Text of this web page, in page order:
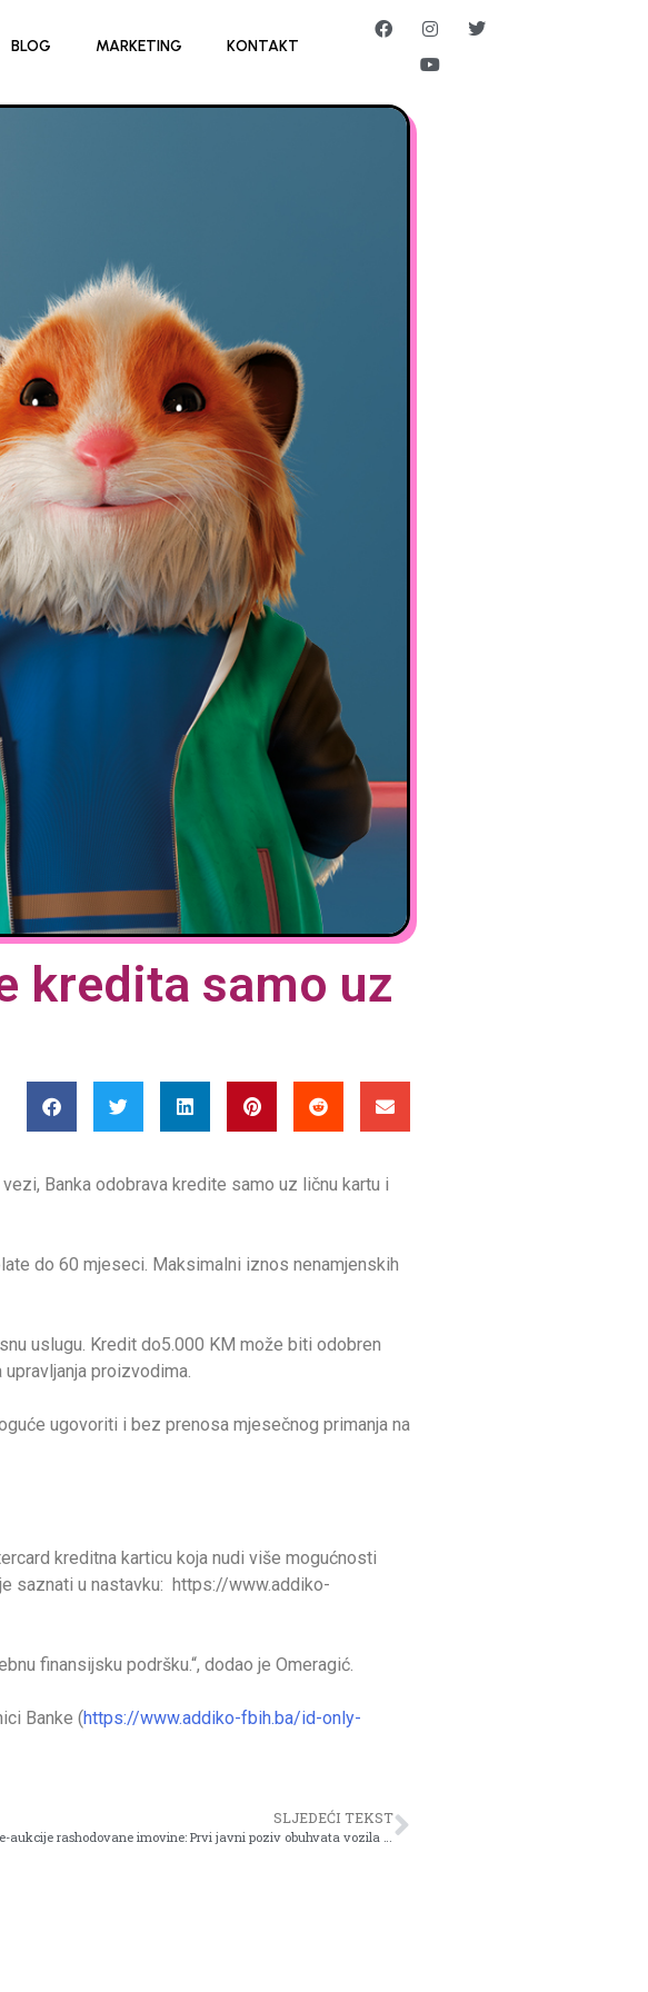
BLOG MARKETING KONTAKT
kredita samo uz
Banka odobrava kredite samo uz ličnu kartu i
do 60 mjeseci. Maksimalni iznos nenamjenskih
uslugu. Kredit do5.000 KM može biti odobren
proizvodima.
ugovoriti i bez prenosa mjesečnog primanja na
kreditna karticu koja nudi više mogućnosti
saznati u nastavku: https://www.addiko-
finansijsku podršku.“, dodao je Omeragić.
Banke (https://www.addiko-fbih.ba/id-only-
SLJEDEĆI TEKST